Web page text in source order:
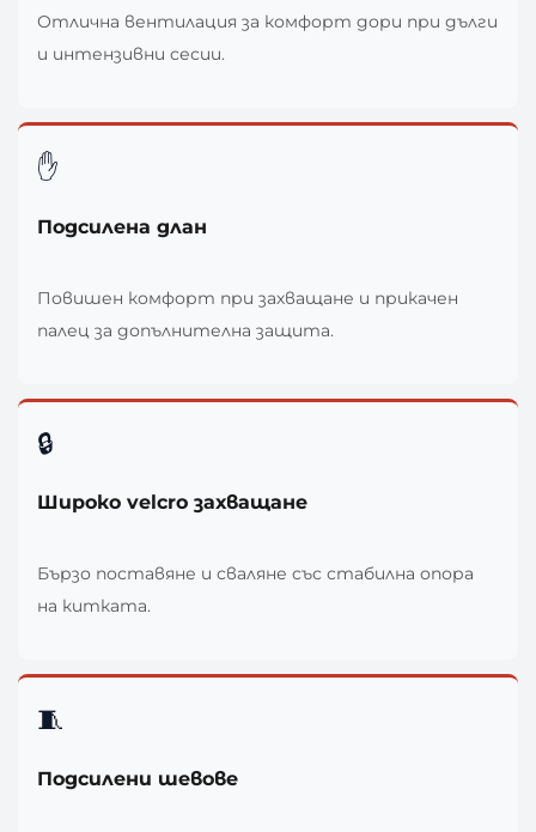
Отлична вентилация за комфорт дори при дълги
и интензивни сесии.
✋
Подсилена длан
Повишен комфорт при захващане и прикачен
палец за допълнителна защита.
🔒
Широко velcro захващане
Бързо поставяне и сваляне със стабилна опора
на китката.
🧵
Подсилени шевове